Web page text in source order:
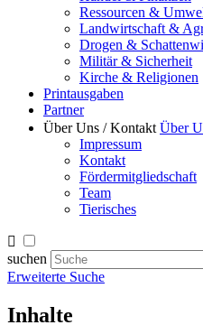
Ressourcen &
Landwirtschaft &
Drogen &
Militär & Sicherheit
Kirche & Religionen
Printausgaben
Partner
Über Uns / Kontakt Über
Impressum
Kontakt
Fördermitgliedschaft
Team
Tierisches
suchen
Erweiterte Suche
Inhalte